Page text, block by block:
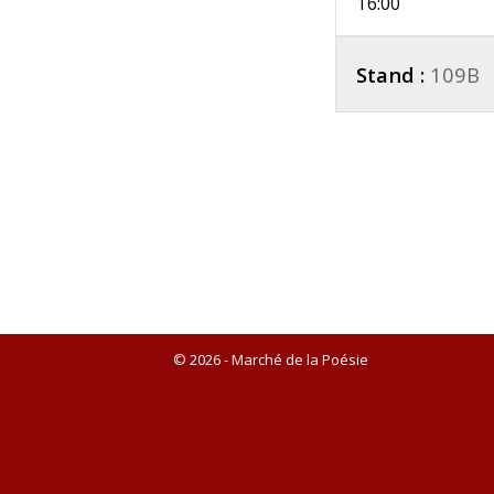
Stand : 109B
© 2026 - Marché de la Poésie